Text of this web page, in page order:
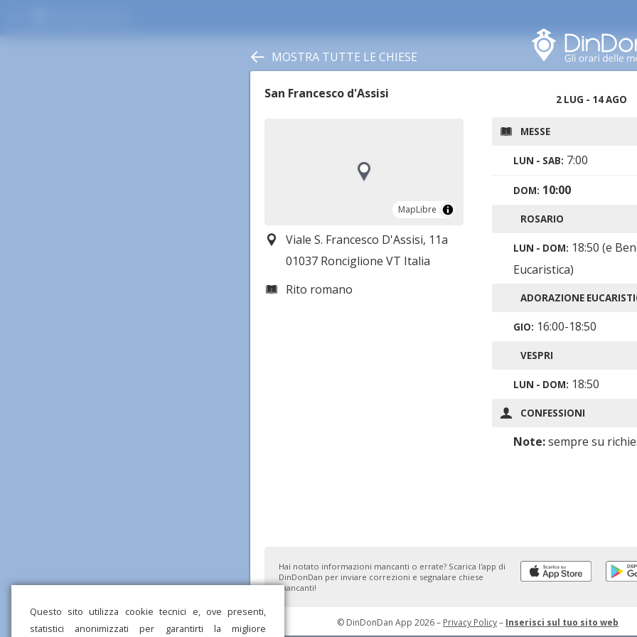
Questo sito utilizza cookie tecnici e, ove presenti,
statistici anonimizzati per garantirti la migliore
MOSTRA TUTTE LE CHIESE
San Francesco d'Assisi
MapLibre
MapLibre
Viale S. Francesco D'Assisi, 11a
01037 Ronciglione VT Italia
Rito romano
2 LUG - 14 AGO
MESSE
LUN - SAB: 7:00
DOM: 10:00
ROSARIO
LUN - DOM: 18:50 (e
Eucaristica)
ADORAZIONE
GIO: 16:00-18:50
VESPRI
LUN - DOM: 18:50
CONFESSIONI
Note:sempre su
Hai notato informazioni mancanti o errate? Scarica l'app di
DinDonDan per inviare correzioni e segnalare chiese
mancanti!
© DinDonDan App 2026 – Privacy Policy– Inserisci sul tuo sito web